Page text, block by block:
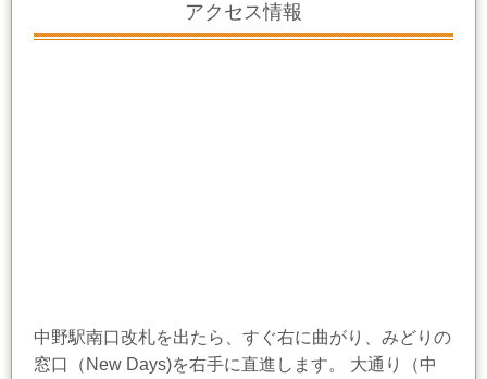
アクセス情報
中野駅南口改札を出たら、すぐ右に曲がり、みどりの
窓口（New Days)を右手に直進します。 大通り（中